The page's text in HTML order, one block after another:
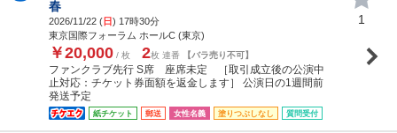
春
2026/11/22 (日) 17時30分
東京国際フォーラム ホールC (東京)
￥20,000 / 枚 2枚 連番 【バラ売り不可】
ファンクラブ先行 S席 座席未定 ［取引成立後の公演中
止対応：チケット券面額を返金します］ 公演日の1週間前
発送予定
紙チケット 郵送 女性名義 塗りつぶしなし 質問受付
1